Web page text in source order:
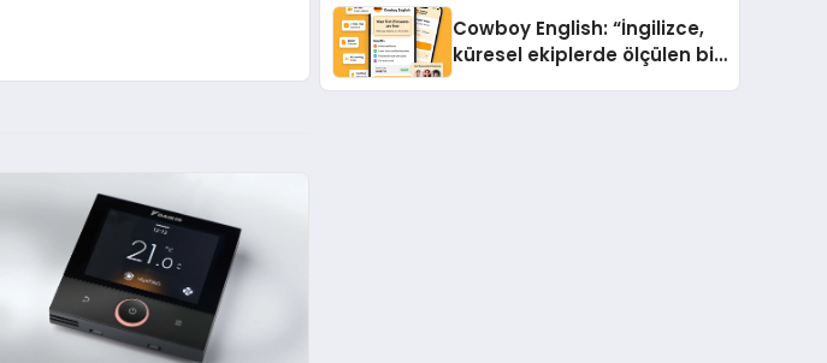
Cowboy English: “İngilizce,
küresel ekiplerde ölçülen bir